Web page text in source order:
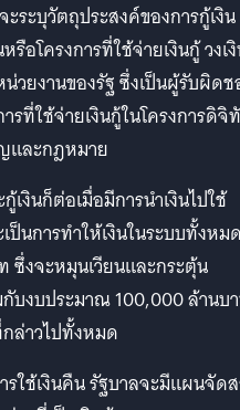
ระบุวัตถุประสงค์ของการกู้เงิน
รือโครงการที่ใช้จ่ายเงินกู้ วงเ
วยงานของรัฐ ซึ่งเป็นผู้รับผิด
รที่ใช้จ่ายเงินกู้ในโครงการดิจิ
และกฎหมาย
เงินก็ต่อเมื่อมีการนำเงินไปใช้
ป็นการทำให้เงินในระบบทั้งหม
งจะหมุนเวียนและกระตุ้น
บงบประมาณ 100,000 ล้านบ
กล่าวไปทั้งหมด
รใช้เงินคืน รัฐบาลจะมีแผนจัด